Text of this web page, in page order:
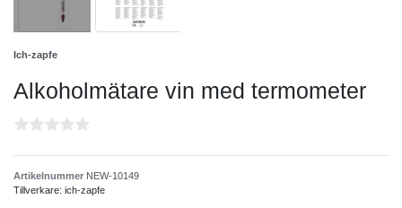
Ich-zapfe
Alkoholmätare vin med termometer
Artikelnummer NEW-10149
Tillverkare: ich-zapfe